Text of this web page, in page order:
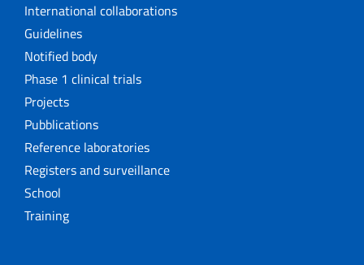
International collaborations
Guidelines
Notified body
Phase 1 clinical trials
Projects
Pubblications
Reference laboratories
Registers and surveillance
School
Training